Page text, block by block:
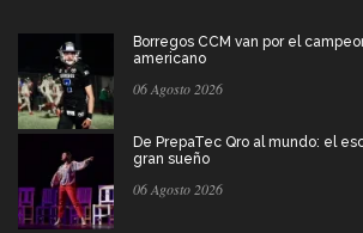
Borregos CCM van por el
americano
06 Agosto 2026
De PrepaTec Qro al mundo: el
gran sueño
06 Agosto 2026